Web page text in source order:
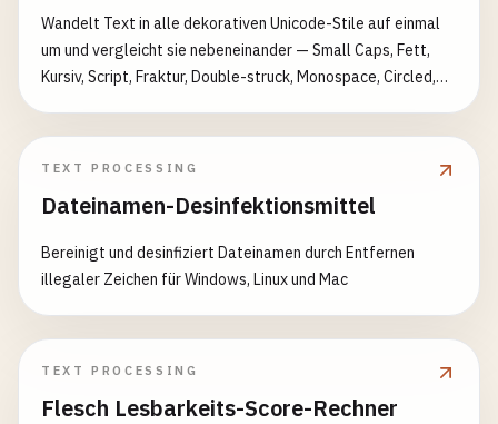
Wandelt Text in alle dekorativen Unicode-Stile auf einmal
um und vergleicht sie nebeneinander — Small Caps, Fett,
Kursiv, Script, Fraktur, Double-struck, Monospace, Circled,
TEXT PROCESSING
Dateinamen-Desinfektionsmittel
Bereinigt und desinfiziert Dateinamen durch Entfernen
illegaler Zeichen für Windows, Linux und Mac
TEXT PROCESSING
Flesch Lesbarkeits-Score-Rechner